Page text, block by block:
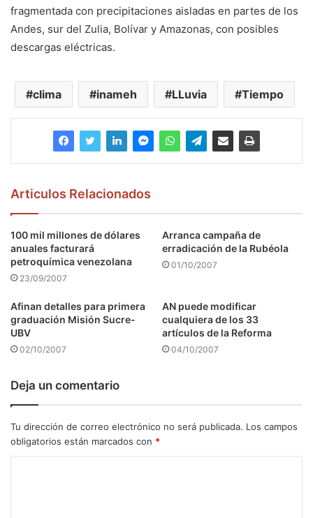
fragmentada con precipitaciones aisladas en partes de los
Andes, sur del Zulia, Bolívar y Amazonas, con posibles
descargas eléctricas.
clima inameh LLuvia Tiempo
Articulos Relacionados
100 mil millones de dólares
anuales facturará
petroquímica venezolana
23/09/2007
Arranca campaña de
erradicación de la Rubéola
01/10/2007
Afinan detalles para primera
graduación Misión Sucre-
UBV
02/10/2007
AN puede modificar
cualquiera de los 33
artículos de la Reforma
04/10/2007
Deja un comentario
Tu dirección de correo electrónico no será publicada. Los campos
obligatorios están marcados con *